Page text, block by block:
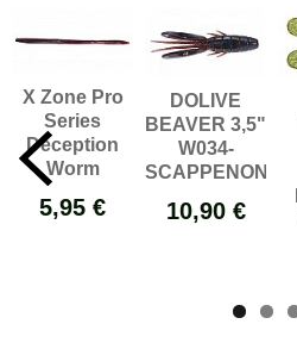
X Zone Pro
Series
Deception
Worm
5,95 €
DOLIVE
BEAVER 3,5"
W034-
SCAPPENON...
10,90 €